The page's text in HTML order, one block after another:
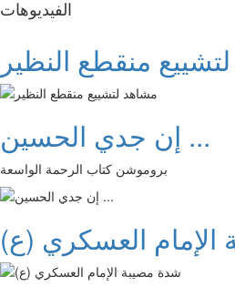
الفیدیوهات
منقطع النظير
إن جدي الحسين ...
بروموشن كتاب الرحمة الواسعة
العسكري (ع)